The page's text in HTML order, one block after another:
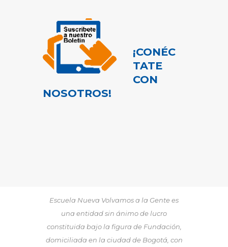
¡CONÉC
TATE
CON
NOSOTROS!
Escuela Nueva Volvamos a la Gente es
una entidad sin ánimo de lucro
constituida bajo la figura de Fundación,
domiciliada en la ciudad de Bogotá, con